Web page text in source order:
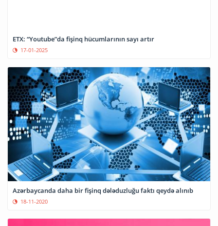
ETX: “Youtube”da fişinq hücumlarının sayı artır
17-01-2025
Azərbaycanda daha bir fişinq dələduzluğu faktı qeydə alınıb
18-11-2020